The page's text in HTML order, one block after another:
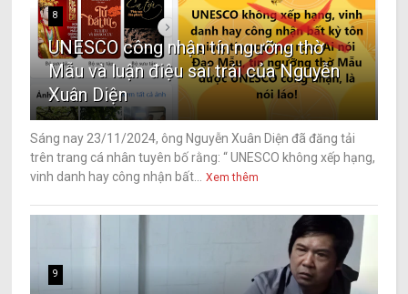
8
UNESCO công nhận tín ngưỡng thờ
Mẫu và luận điệu sai trái của Nguyễn
Xuân Diện
Sáng nay 23/11/2024, ông Nguyễn Xuân Diện đã đăng tải
trên trang cá nhân tuyên bố rằng: “ UNESCO không xếp hạng,
vinh danh hay công nhận bất...
Xem thêm
9